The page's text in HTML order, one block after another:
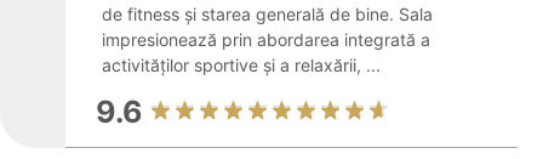
de fitness și starea generală de bine. Sala
impresionează prin abordarea integrată a
activităților sportive și a relaxării, ...
9.6